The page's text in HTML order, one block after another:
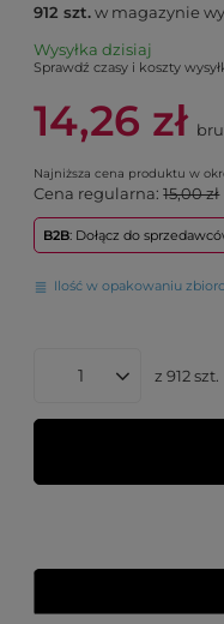
912 szt.w magazynie
Wysyłkadzisiaj
Sprawdź czasy i koszty
14,26 zł
Najniższa cena produktu w
Cena regularna:15,00 zł
B2B: Dołącz do
Ilość w opakowaniu
z912szt.